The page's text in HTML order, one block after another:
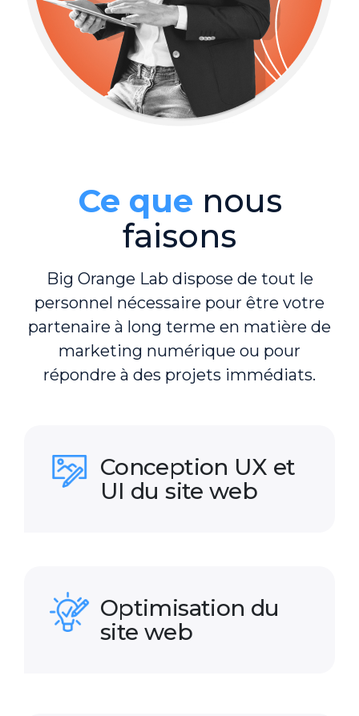
Ce que nous
faisons
Big Orange Lab dispose de tout le
personnel nécessaire pour être votre
partenaire à long terme en matière de
marketing numérique ou pour
répondre à des projets immédiats.
Conception UX et
UI du site web
Optimisation du
site web